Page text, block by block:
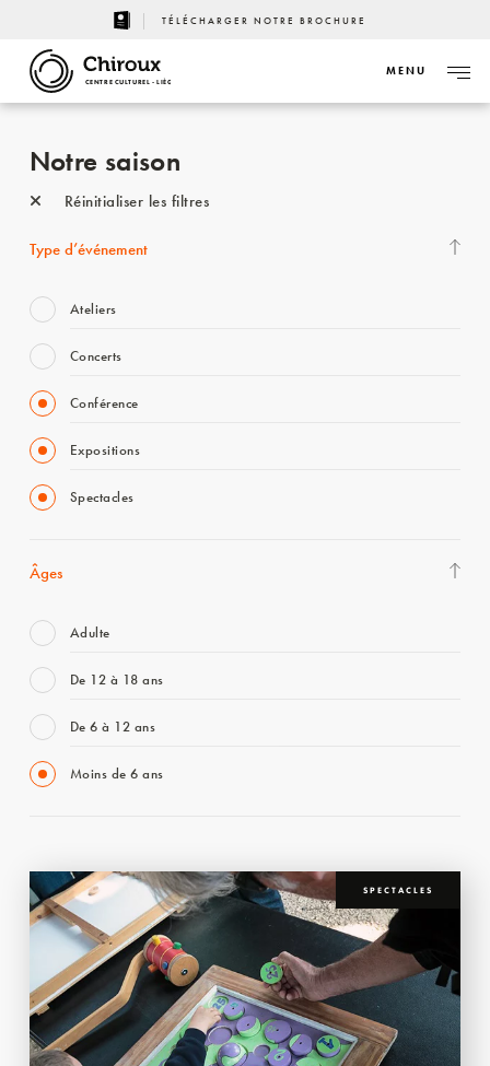
TÉLÉCHARGER NOTRE BROCHURE
CENTRE CULTUREL - LIÈGE
MENU
Notre saison
Réinitialiser les filtres
Type d’événement
Ateliers
Concerts
Conférence
Expositions
Spectacles
Âges
Adulte
De 12 à 18 ans
De 6 à 12 ans
Moins de 6 ans
SPECTACLES